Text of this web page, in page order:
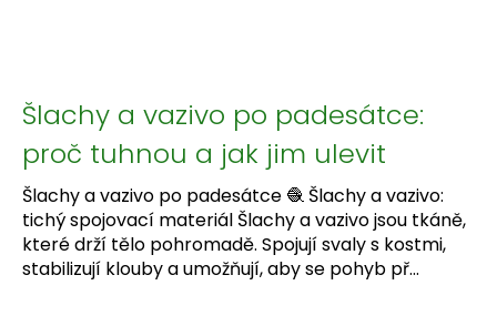
Šlachy a vazivo po padesátce:
proč tuhnou a jak jim ulevit
Šlachy a vazivo po padesátce 🧶 Šlachy a vazivo:
tichý spojovací materiál Šlachy a vazivo jsou tkáně,
které drží tělo pohromadě. Spojují svaly s kostmi,
stabilizují klouby a umožňují, aby se pohyb př...